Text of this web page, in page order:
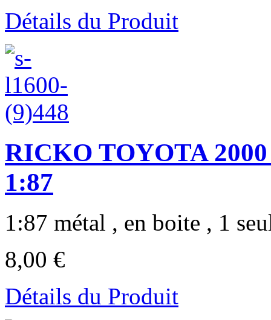
Détails du Produit
RICKO TOYOTA
1:87
1:87 métal , en boite , 1
8,00 €
Détails du Produit